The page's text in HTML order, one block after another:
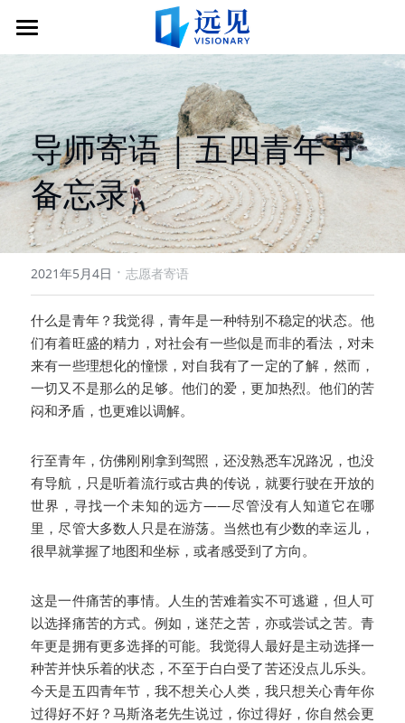
加入
申请远见导师服务
申请成为志愿者
捐赠
社区
社区简介
远见导师
远见学子
互动分享会
志愿者
关于
关于远见
合作伙伴
公示信息
文章
联系
登录远图
导师寄语 | 五四青年节
备忘录
2021年5月4日 · 志愿者寄语
什么是青年？我觉得，青年是一种特别不稳定的状态。他
们有着旺盛的精力，对社会有一些似是而非的看法，对未
来有一些理想化的憧憬，对自我有了一定的了解，然而，
一切又不是那么的足够。他们的爱，更加热烈。他们的苦
闷和矛盾，也更难以调解。
行至青年，仿佛刚刚拿到驾照，还没熟悉车况路况，也没
有导航，只是听着流行或古典的传说，就要行驶在开放的
世界，寻找一个未知的远方——尽管没有人知道它在哪
里，尽管大多数人只是在游荡。当然也有少数的幸运儿，
很早就掌握了地图和坐标，或者感受到了方向。
这是一件痛苦的事情。人生的苦难着实不可逃避，但人可
以选择痛苦的方式。例如，迷茫之苦，亦或尝试之苦。青
年更是拥有更多选择的可能。我觉得人最好是主动选择一
种苦并快乐着的状态，不至于白白受了苦还没点儿乐头。
今天是五四青年节，我不想关心人类，我只想关心青年你
过得好不好？马斯洛老先生说过，你过得好，你自然会更
商品分类
所有商品分类